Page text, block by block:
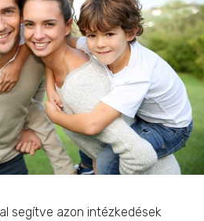
segítve azon intézkedések